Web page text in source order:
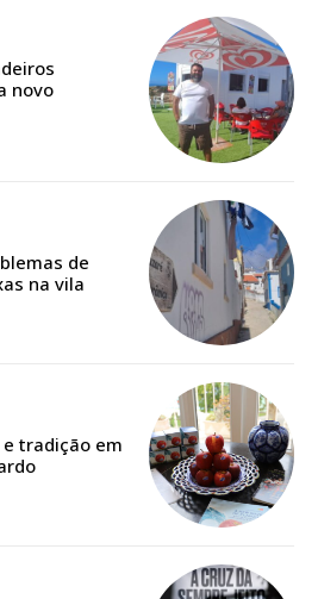
Assinatura
de Cister e ajude-nos a manter este serviço
32€
entregue à Quinta-feira em sua
novo
de
na vila
tradição em